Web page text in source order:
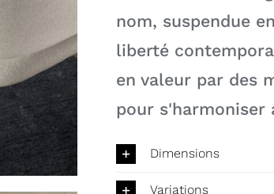
nom, suspendue
liberté
en valeur par des
pour s'harmoniser
Dimensions
Variations